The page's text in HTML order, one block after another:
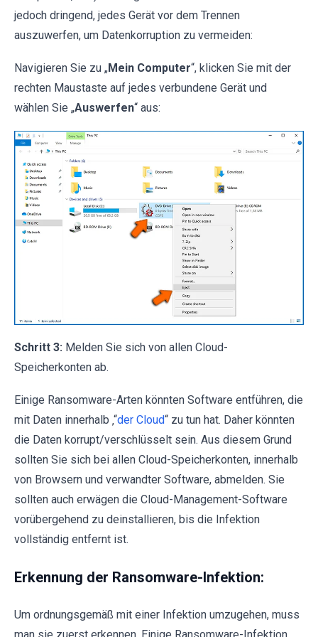
jedoch dringend, jedes Gerät vor dem Trennen
auszuwerfen, um Datenkorruption zu vermeiden:
Navigieren Sie zu „Mein Computer“, klicken Sie mit der
rechten Maustaste auf jedes verbundene Gerät und
wählen Sie „Auswerfen“ aus:
Schritt 3: Melden Sie sich von allen Cloud-
Speicherkonten ab.
Einige Ransomware-Arten könnten Software entführen, die
mit Daten innerhalb ‚“der Cloud“ zu tun hat. Daher könnten
die Daten korrupt/verschlüsselt sein. Aus diesem Grund
sollten Sie sich bei allen Cloud-Speicherkonten, innerhalb
von Browsern und verwandter Software, abmelden. Sie
sollten auch erwägen die Cloud-Management-Software
vorübergehend zu deinstallieren, bis die Infektion
vollständig entfernt ist.
Erkennung der Ransomware-Infektion:
Um ordnungsgemäß mit einer Infektion umzugehen, muss